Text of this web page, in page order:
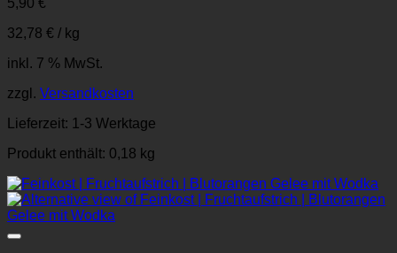
5,90 €
32,78 € / kg
inkl. 7 % MwSt.
zzgl. Versandkosten
Lieferzeit: 1-3 Werktage
Produkt enthält: 0,18 kg